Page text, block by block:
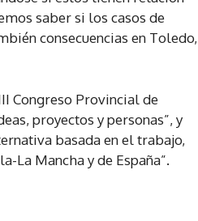
saber si los casos de
consecuencias en Toledo,
Congreso Provincial de
proyectos y personas”, y
basada en el trabajo,
La Mancha y de España”.